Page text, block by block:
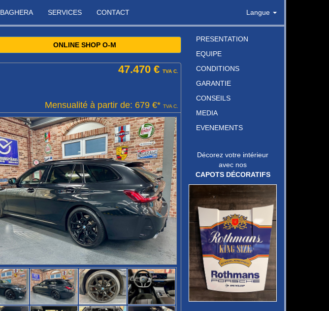
BAGHERA SERVICES CONTACT Langue
ONLINE SHOP O-M
47.470 € TVA C.
Mensualité à partir de: 679 €* TVA C.
PRESENTATION
EQUIPE
CONDITIONS
GARANTIE
CONSEILS
MEDIA
EVENEMENTS
Décorez votre intérieur
avec nos
CAPOTS DÉCORATIFS